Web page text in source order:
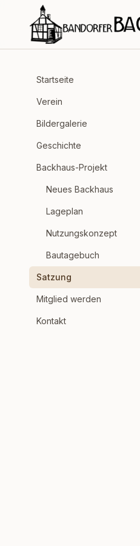
Zum Inhalt springen
Startseite
Verein
Bildergalerie
Geschichte
Backhaus-Projekt
Neues Backhaus
Lageplan
Nutzungskonzept
Bautagebuch
Satzung
Mitglied werden
Kontakt